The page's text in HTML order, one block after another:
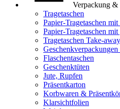
Verpackung &
Tragetaschen
Papier-Tragetaschen
Papier-Tragetaschen
Tragetaschen Take-away
Flaschentaschen
Geschenktüten
Jute, Rupfen
Präsentkarton
Korbwaren &
Klarsichtfolien